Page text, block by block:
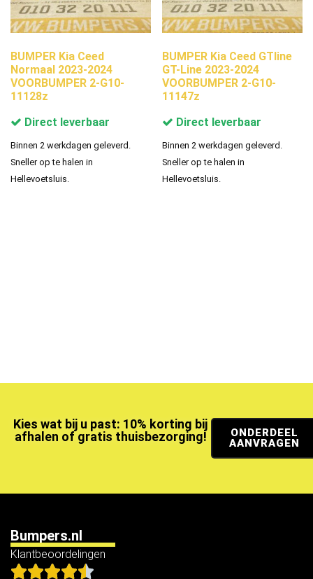
BUMPER Kia Ceed
Normaal 2023-2024
VOORBUMPER 2-G10-
11128z
Direct leverbaar
Binnen 2 werkdagen geleverd.
Sneller op te halen in
Hellevoetsluis.
BUMPER Kia Ceed GTline
GT-Line 2023-2024
VOORBUMPER 2-G10-
11147z
Direct leverbaar
Binnen 2 werkdagen geleverd.
Sneller op te halen in
Hellevoetsluis.
Kies wat bij u past: 10% korting bij
afhalen of gratis thuisbezorging!
ONDERDEEL
AANVRAGEN
Bumpers.nl
Klantbeoordelingen